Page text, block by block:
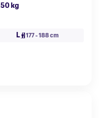
kg
L 177 - 188 cm